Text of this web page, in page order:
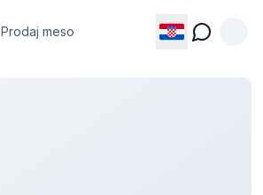
Prodaj meso
meso